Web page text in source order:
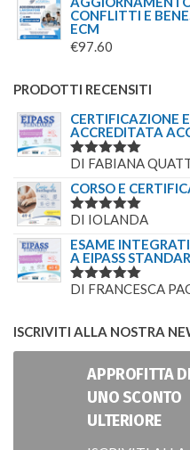
CONFLITTI E
ECM
€97.60
PRODOTTI RECENSITI
CERTIFICAZIONE
ACCREDITATA
VALUTATO
DI FABIANA
CORSO E
VALUTATO
DI IOLANDA
ESAME
A EIPASS
VALUTATO
DI FRANCESCA
ISCRIVITI ALLA NOSTRA
APPROFITTA DI
UNO SCONTO
ULTERIORE